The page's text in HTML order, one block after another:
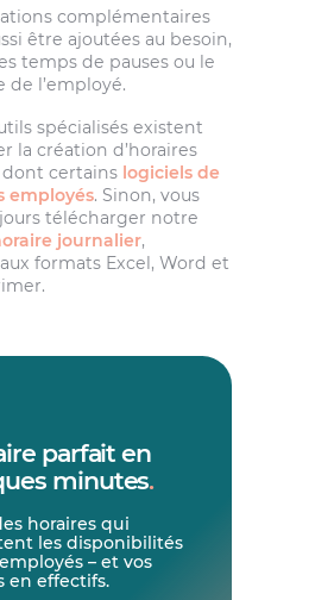
complémentaires
être ajoutées au besoin,
temps de pauses ou le
de l’employé.
spécialisés existent
la création d’horaires
dont certains logiciels de
employés. Sinon, vous
télécharger notre
journalier,
formats Excel, Word et
parfait en
minutes.
horaires qui
les disponibilités
– et vos
en effectifs.